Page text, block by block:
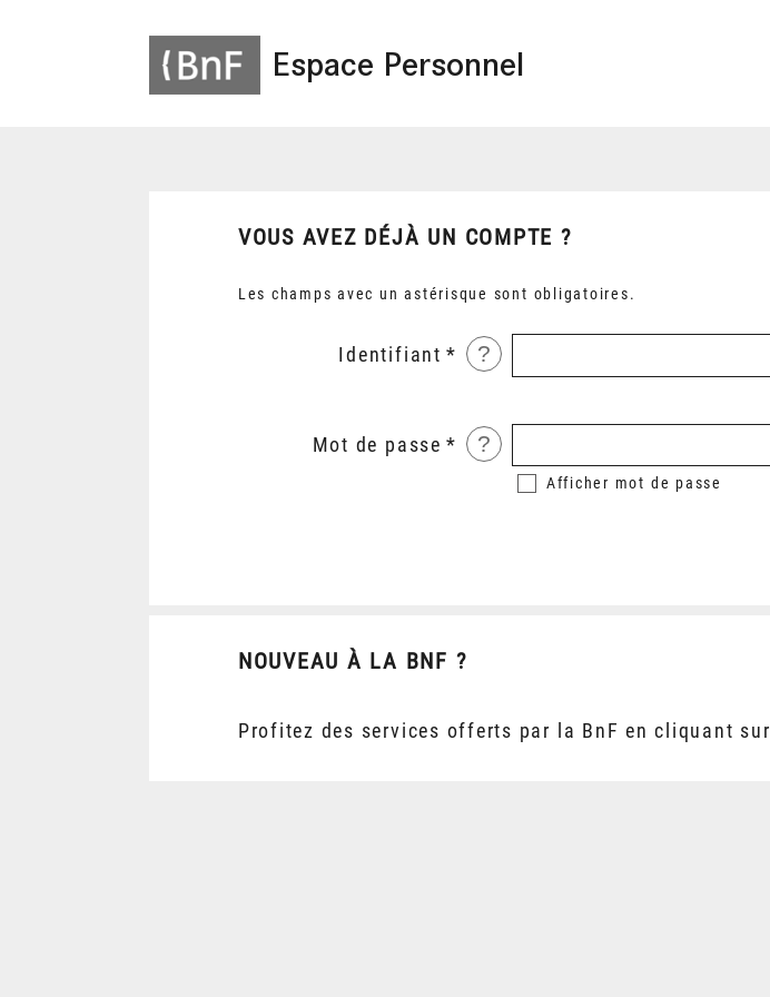
Espace Personnel
VOUS AVEZ DÉJÀ UN COMPTE ?
Les champs avec un astérisque sont obligatoires.
Identifiant ?
Mot de passe ?
Afficher mot de passe
NOUVEAU À LA BNF ?
Profitez des services offerts par la BnF en cliquant sur